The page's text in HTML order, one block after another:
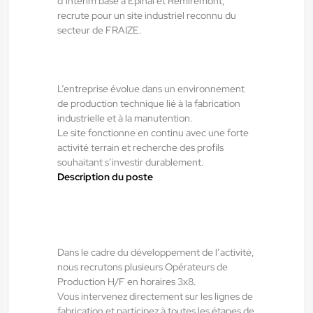
recrute pour un site industriel reconnu du
secteur de FRAIZE.
L’entreprise évolue dans un environnement
de production technique lié à la fabrication
industrielle et à la manutention.
Le site fonctionne en continu avec une forte
activité terrain et recherche des profils
souhaitant s’investir durablement.
Description du poste
Dans le cadre du développement de l’activité,
nous recrutons plusieurs Opérateurs de
Production H/F en horaires 3x8.
Vous intervenez directement sur les lignes de
Épinal , France
Début le:01/09/26
ANTILOPE RH 06/08/2026
Agent de maintenance industrielle
H/F/X
Interim
13,50 €/h - 15,50 €/h
06/08/26 Au:29/01/27